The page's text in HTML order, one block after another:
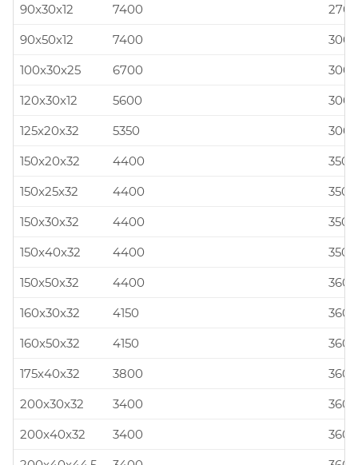
90x30x12
7400
90x50x12
7400
100x30x25
6700
120x30x12
5600
125x20x32
5350
150x20x32
4400
150x25x32
4400
150x30x32
4400
150x40x32
4400
150x50x32
4400
160x30x32
4150
160x50x32
4150
175x40x32
3800
200x30x32
3400
200x40x32
3400